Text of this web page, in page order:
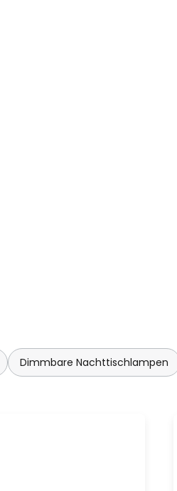
Dimmbare Nachttischlampen